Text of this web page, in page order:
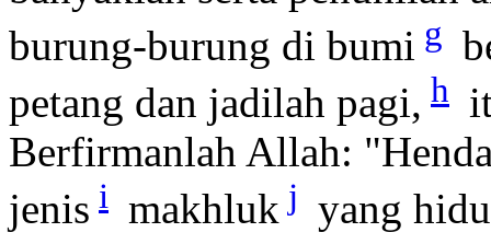
burung-burung di bumi g
petang dan jadilah pagi, h
Berfirmanlah Allah:
jenis i makhluk j yang